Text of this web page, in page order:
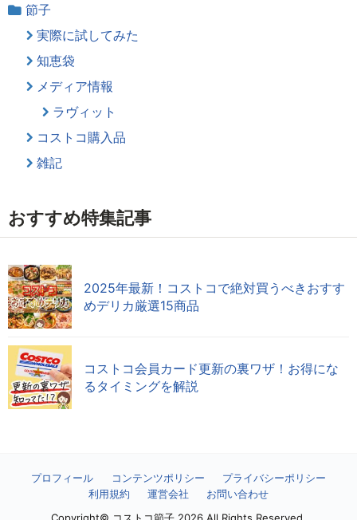
節子
実際に試してみた
知恵袋
メディア情報
ラヴィット
コストコ購入品
雑記
おすすめ特集記事
2025年最新！コストコで絶対買うべきおすす
めデリカ厳選15商品
コストコ会員カード更新の裏ワザ！お得にな
るタイミングを解説
プロフィール コンテンツポリシー
プライバシーポリシー
利用規約
運営会社
お問い合わせ
Copyright© コストコ節子,2026 All Rights Reserved.